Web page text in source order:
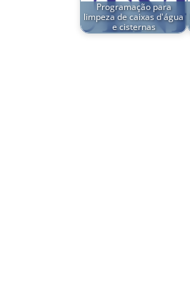
Programação para
limpeza de caixas d'água
e cisternas